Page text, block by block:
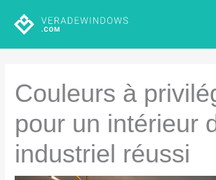
Couleurs à
pour un intérieur
industriel réussi